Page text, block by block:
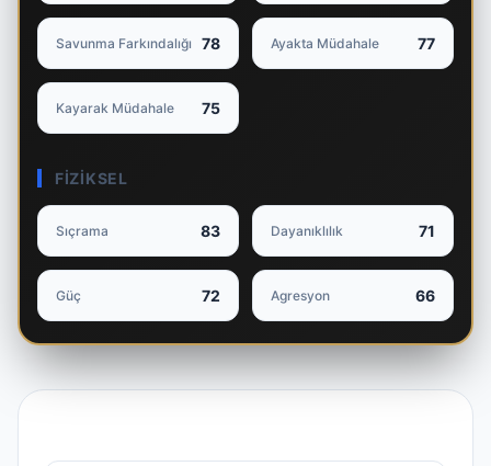
Savunma Farkındalığı 78 Ayakta Müdahale 77
Kayarak Müdahale 75
FIZIKSEL
Sıçrama 83 Dayanıklılık 71
Güç 72 Agresyon 66